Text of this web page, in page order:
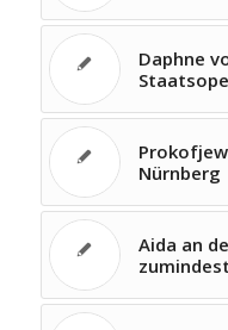
Daphne
Nürnberg
Aida an